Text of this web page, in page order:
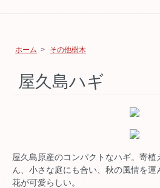
ホーム > その他樹木
屋久島ハギ
屋久島原産のコンパクトなハギ。寄植
ん、小さな庭にも合い、秋の風情を
花が可愛らしい。